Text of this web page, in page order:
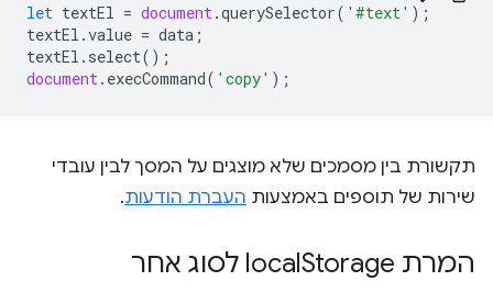
let textEl = document.querySelector( '#text' );
textEl .value = data ;
textEl . select();
document. execCommand( 'copy' );
תקשורת בין מסמכים שלא מוצגים על המסך לבין עובדי
שירות של תוספים באמצעות העברת הודעות.
המרת local Storage לסוג אחר